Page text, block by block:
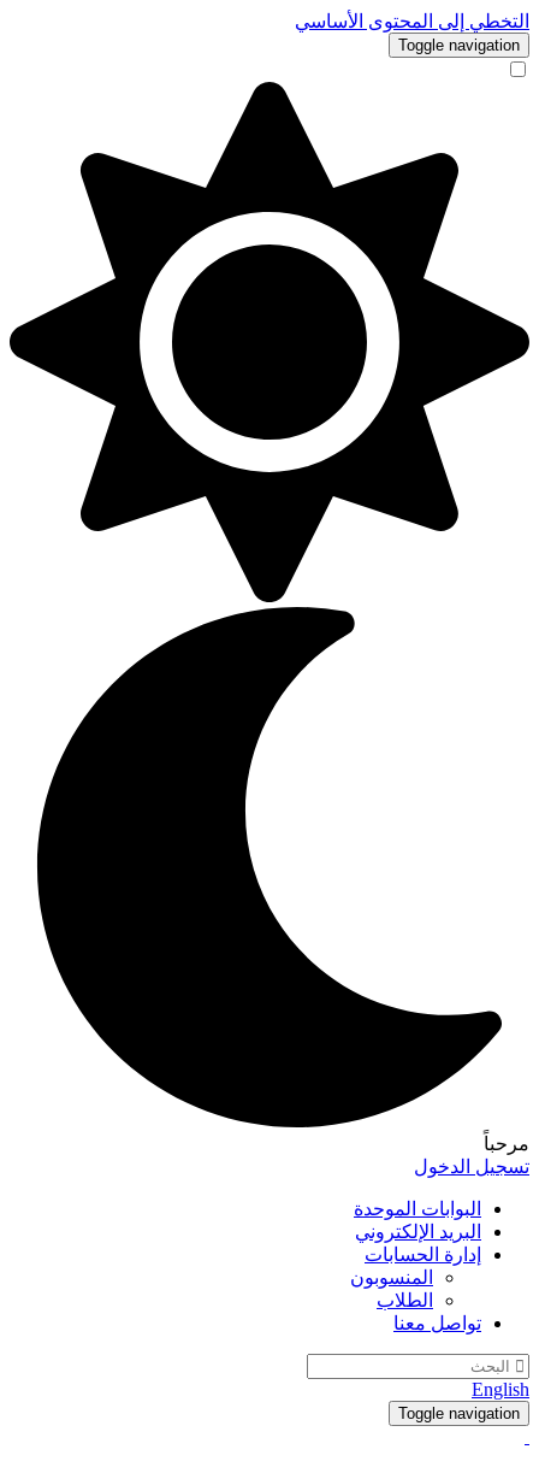
التخطي إلى المحتوى الأساسي
Toggle navigation
مرحباً
تسجيل الدخول
البوابات الموحدة
البريد الإلكتروني
إدارة الحسابات
المنسوبون
الطلاب
تواصل معنا
English
Toggle navigation